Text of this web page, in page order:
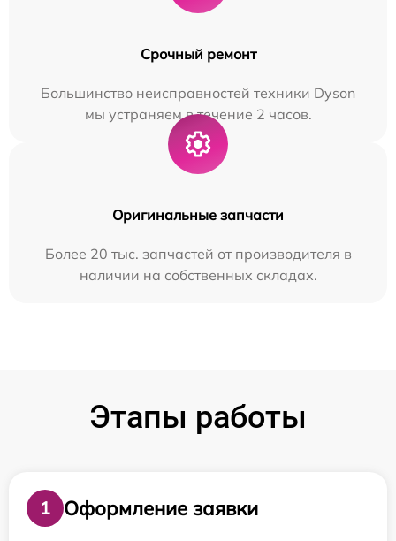
Срочный ремонт
Большинство неисправностей техники Dyson
мы устраняем в течение 2 часов.
Оригинальные запчасти
Более 20 тыс. запчастей от производителя в
наличии на собственных складах.
Этапы работы
1
Оформление заявки